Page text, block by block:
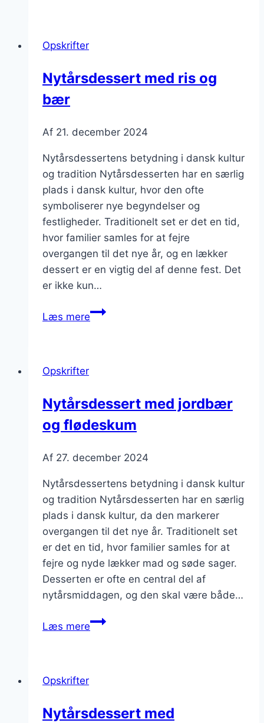
Opskrifter
Nytårsdessert med ris og
bær
Af 21. december 2024
Nytårsdessertens betydning i dansk kultur
og tradition Nytårsdesserten har en særlig
plads i dansk kultur, hvor den ofte
symboliserer nye begyndelser og
festligheder. Traditionelt set er det en tid,
hvor familier samles for at fejre
overgangen til det nye år, og en lækker
dessert er en vigtig del af denne fest. Det
er ikke kun…
Læs mereNytårsdessert
Opskrifter
Nytårsdessert med jordbær
og flødeskum
Af 27. december 2024
Nytårsdessertens betydning i dansk kultur
og tradition Nytårsdesserten har en særlig
plads i dansk kultur, da den markerer
overgangen til det nye år. Traditionelt set
er det en tid, hvor familier samles for at
fejre og nyde lækker mad og søde sager.
Desserten er ofte en central del af
nytårsmiddagen, og den skal være både…
Læs mereNytårsdessert
Opskrifter
Nytårsdessert med